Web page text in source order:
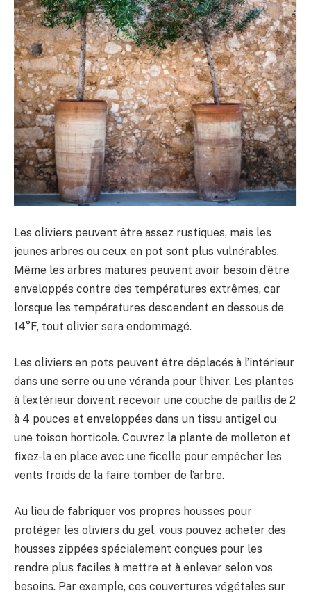
Les oliviers peuvent être assez rustiques, mais les
jeunes arbres ou ceux en pot sont plus vulnérables.
Même les arbres matures peuvent avoir besoin d’être
enveloppés contre des températures extrêmes, car
lorsque les températures descendent en dessous de
14°F, tout olivier sera endommagé.
Les oliviers en pots peuvent être déplacés à l’intérieur
dans une serre ou une véranda pour l’hiver. Les plantes
à l’extérieur doivent recevoir une couche de paillis de 2
à 4 pouces et enveloppées dans un tissu antigel ou
une toison horticole. Couvrez la plante de molleton et
fixez-la en place avec une ficelle pour empêcher les
vents froids de la faire tomber de l’arbre.
Au lieu de fabriquer vos propres housses pour
protéger les oliviers du gel, vous pouvez acheter des
housses zippées spécialement conçues pour les
rendre plus faciles à mettre et à enlever selon vos
besoins. Par exemple, ces couvertures végétales sur